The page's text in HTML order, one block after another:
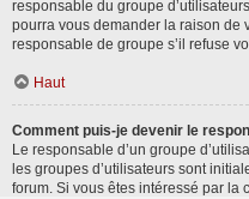
responsable du groupe
pourra vous demander la raison de
responsable de groupe s’il refuse
Haut
Comment puis-je devenir le
Le responsable d’un groupe
les groupes d’utilisateurs sont
forum. Si vous êtes intéressé par la